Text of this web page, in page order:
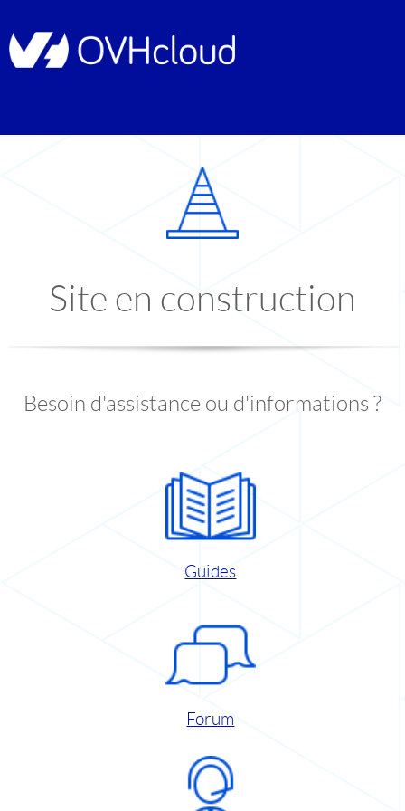
Site en construction
Besoin d'assistance ou d'informations ?
Guides
Forum